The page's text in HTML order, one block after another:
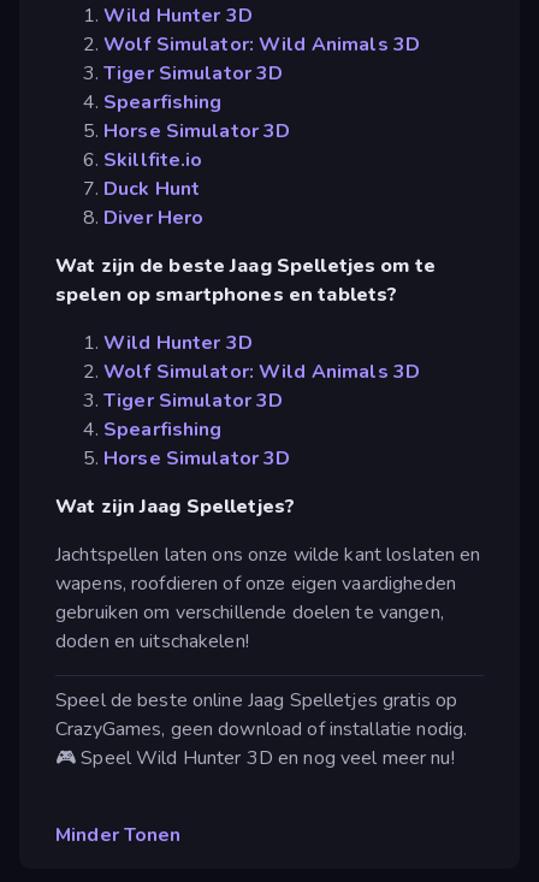
Wild Hunter 3D
Wolf Simulator: Wild Animals 3D
Tiger Simulator 3D
Spearfishing
Horse Simulator 3D
Skillfite.io
Duck Hunt
Diver Hero
Wat zijn de beste Jaag Spelletjes om te
spelen op smartphones en tablets?
Wild Hunter 3D
Wolf Simulator: Wild Animals 3D
Tiger Simulator 3D
Spearfishing
Horse Simulator 3D
Wat zijn Jaag Spelletjes?
Jachtspellen laten ons onze wilde kant loslaten en
wapens, roofdieren of onze eigen vaardigheden
gebruiken om verschillende doelen te vangen,
doden en uitschakelen!
Speel de beste online Jaag Spelletjes gratis op
CrazyGames, geen download of installatie nodig.
🎮 Speel Wild Hunter 3D en nog veel meer nu!
Minder Tonen